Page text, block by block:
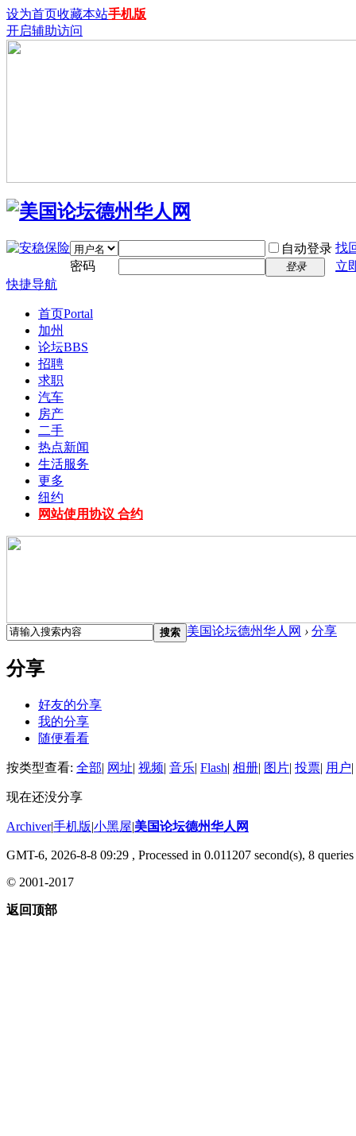
设为首页收藏本站手机版
开启辅助访问
自动登录 找
密码
登录
立
快捷导航
首页Portal
加州
论坛BBS
招聘
求职
汽车
房产
二手
热点新闻
生活服务
更多
纽约
网站使用协议 合约
搜索 美国论坛德州华人网 › 分享
分享
好友的分享
我的分享
随便看看
按类型查看: 全部| 网址| 视频| 音乐| Flash| 相册| 图片| 投票| 用户|
现在还没分享
Archiver|手机版|小黑屋|美国论坛德州华人网
GMT-6, 2026-8-8 09:29 , Processed in 0.011207 second(s), 8 queries
© 2001-2017
返回顶部